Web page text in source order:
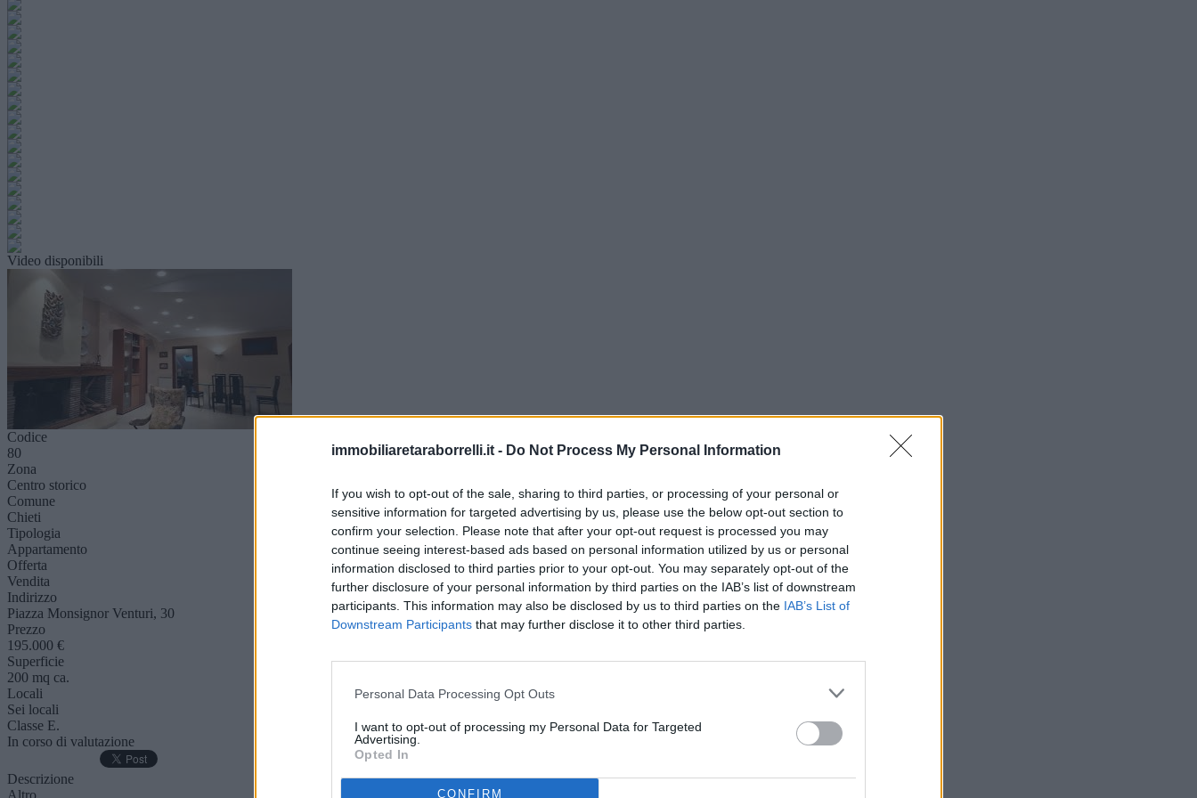
immobiliaretaraborrelli.it - Do Not Process My Personal Information
If you wish to opt-out of the sale, sharing to third parties, or processing of your personal or
sensitive information for targeted advertising by us, please use the below opt-out section to
confirm your selection. Please note that after your opt-out request is processed you may
continue seeing interest-based ads based on personal information utilized by us or personal
information disclosed to third parties prior to your opt-out. You may separately opt-out of the
further disclosure of your personal information by third parties on the IAB’s list of downstream
participants. This information may also be disclosed by us to third parties on the IAB’s List of
Downstream Participants that may further disclose it to other third parties.
Personal Data Processing Opt Outs
I want to opt-out of processing my Personal Data for Targeted
Advertising.
Opted In
CONFIRM
Video disponibili
Codice
80
Zona
Centro storico
Comune
Chieti
Tipologia
Appartamento
Offerta
Vendita
Indirizzo
Piazza Monsignor Venturi, 30
Prezzo
195.000 €
Superficie
200 mq ca.
Locali
Sei locali
Classe E.
In corso di valutazione
Descrizione
Altro